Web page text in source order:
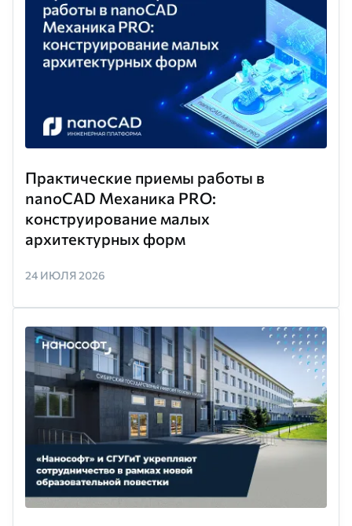
Практические приемы работы в
nanoCAD Механика PRO:
конструирование малых
архитектурных форм
24 ИЮЛЯ 2026